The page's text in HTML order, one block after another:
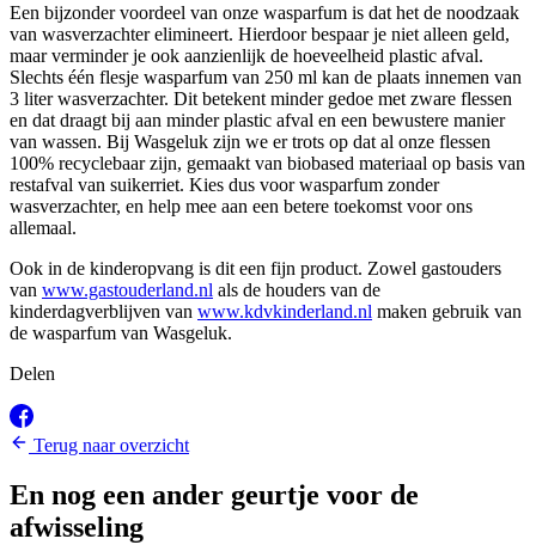
Een bijzonder voordeel van onze wasparfum is dat het de noodzaak
van wasverzachter elimineert. Hierdoor bespaar je niet alleen geld,
maar verminder je ook aanzienlijk de hoeveelheid plastic afval.
Slechts één flesje wasparfum van 250 ml kan de plaats innemen van
3 liter wasverzachter. Dit betekent minder gedoe met zware flessen
en dat draagt bij aan minder plastic afval en een bewustere manier
van wassen. Bij Wasgeluk zijn we er trots op dat al onze flessen
100% recyclebaar zijn, gemaakt van biobased materiaal op basis van
restafval van suikerriet. Kies dus voor wasparfum zonder
wasverzachter, en help mee aan een betere toekomst voor ons
allemaal.
Ook in de kinderopvang is dit een fijn product. Zowel gastouders
van www.gastouderland.nl als de houders van de
kinderdagverblijven van www.kdvkinderland.nl maken gebruik van
de wasparfum van Wasgeluk.
Delen
Terug naar overzicht
En nog een ander geurtje voor de
afwisseling